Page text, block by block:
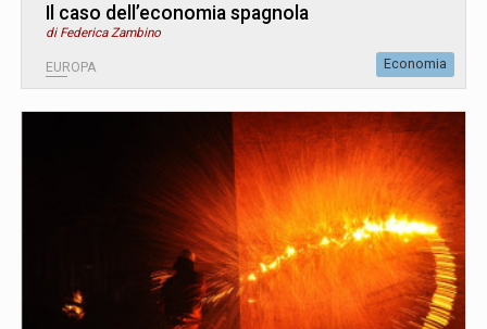
Il caso dell’economia spagnola
di Federica Zambino
EUROPA Economia